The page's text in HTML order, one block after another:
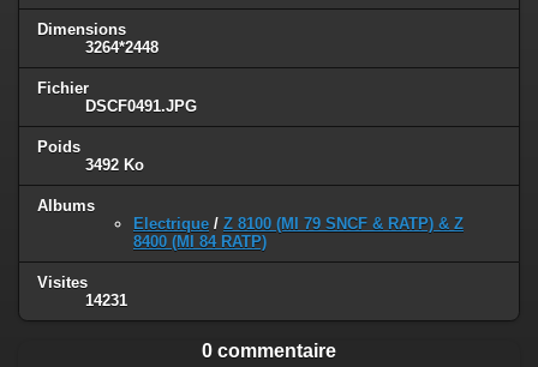
Dimensions
3264*2448
Fichier
DSCF0491.JPG
Poids
3492 Ko
Albums
Electrique / Z 8100 (MI 79 SNCF & RATP) & Z
8400 (MI 84 RATP)
Visites
14231
0 commentaire